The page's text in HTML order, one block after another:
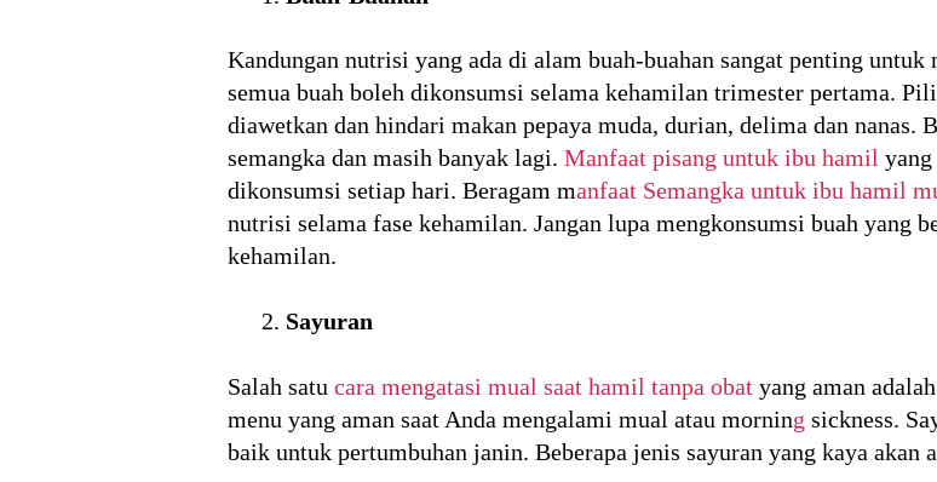
Kandungan nutrisi yang ada di alam buah-buahan sangat penting
semua buah boleh dikonsumsi selama kehamilan trimester pertama.
diawetkan dan hindari makan pepaya muda, durian, delima dan nanas.
semangka dan masih banyak lagi. Manfaat pisang untuk ibu hamil
dikonsumsi setiap hari. Beragam manfaat Semangka untuk ibu hamil
nutrisi selama fase kehamilan. Jangan lupa mengkonsumsi buah yang
kehamilan.
Sayuran
Salah satu cara mengatasi mual saat hamil tanpa obat yang aman
menu yang aman saat Anda mengalami mual atau morning sickness.
baik untuk pertumbuhan janin. Beberapa jenis sayuran yang kaya akan